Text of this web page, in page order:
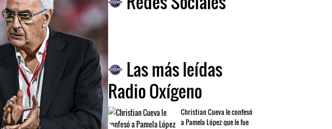
Las más leídas
Radio Oxígeno
Christian Cueva le confesó
a Pamela López que le fue